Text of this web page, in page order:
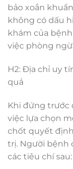
bảo xoắn
không có dấu
khám của
việc phòng
H2: Địa chỉ uy
quả
Khi đứng trước
việc lựa chọn
chốt quyết
trị. Người bệnh
các tiêu chí sau: